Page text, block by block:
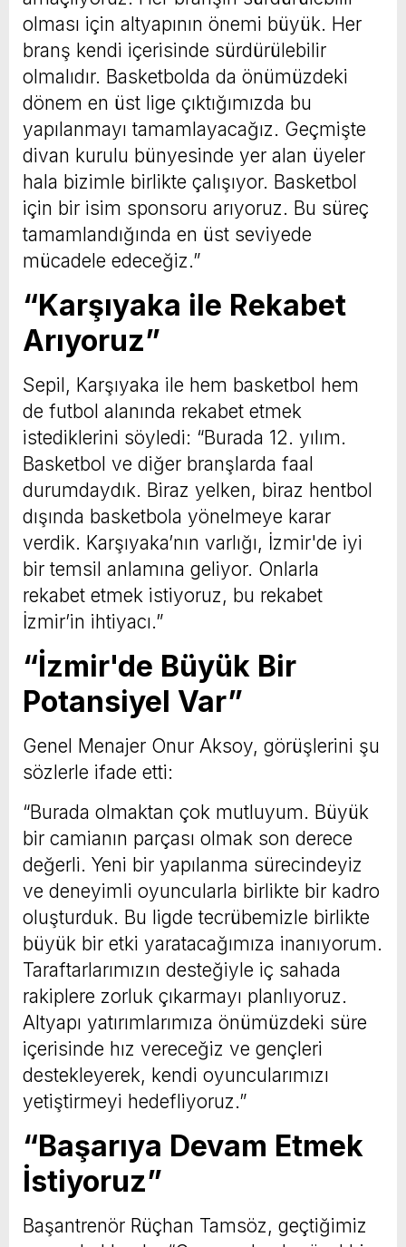
olması için altyapının önemi büyük. Her
branş kendi içerisinde sürdürülebilir
olmalıdır. Basketbolda da önümüzdeki
dönem en üst lige çıktığımızda bu
yapılanmayı tamamlayacağız. Geçmişte
divan kurulu bünyesinde yer alan üyeler
hala bizimle birlikte çalışıyor. Basketbol
için bir isim sponsoru arıyoruz. Bu süreç
tamamlandığında en üst seviyede
mücadele edeceğiz.”
“Karşıyaka ile Rekabet
Arıyoruz”
Sepil, Karşıyaka ile hem basketbol hem
de futbol alanında rekabet etmek
istediklerini söyledi: “Burada 12. yılım.
Basketbol ve diğer branşlarda faal
durumdaydık. Biraz yelken, biraz hentbol
dışında basketbola yönelmeye karar
verdik. Karşıyaka’nın varlığı, İzmir'de iyi
bir temsil anlamına geliyor. Onlarla
rekabet etmek istiyoruz, bu rekabet
İzmir’in ihtiyacı.”
“İzmir'de Büyük Bir
Potansiyel Var”
Genel Menajer Onur Aksoy, görüşlerini şu
sözlerle ifade etti:
“Burada olmaktan çok mutluyum. Büyük
bir camianın parçası olmak son derece
değerli. Yeni bir yapılanma sürecindeyiz
ve deneyimli oyuncularla birlikte bir kadro
oluşturduk. Bu ligde tecrübemizle birlikte
büyük bir etki yaratacağımıza inanıyorum.
Taraftarlarımızın desteğiyle iç sahada
rakiplere zorluk çıkarmayı planlıyoruz.
Altyapı yatırımlarımıza önümüzdeki süre
içerisinde hız vereceğiz ve gençleri
destekleyerek, kendi oyuncularımızı
yetiştirmeyi hedefliyoruz.”
“Başarıya Devam Etmek
İstiyoruz”
Başantrenör Rüçhan Tamsöz, geçtiğimiz